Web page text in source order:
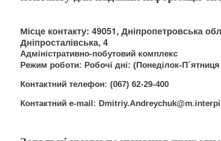
Місце контакту: 49051, Дніпропетровська
Дніпросталівська, 4
Адміністративно-побутовий комплекс
Режим роботи: Робочі дні: (Понеділок-П´ятниця
Контактний телефон: (067) 62-29-400
Контактний e-mail: